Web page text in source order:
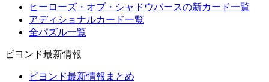
ヒーローズ・オブ・シャドウバースの新カード一覧
アディショナルカード一覧
全パズル一覧
ビヨンド最新情報
ビヨンド最新情報まとめ